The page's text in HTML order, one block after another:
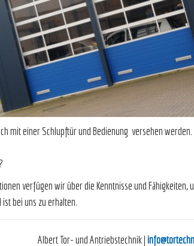
mit einer Schlupftür und Bedienung versehen
kreative
verfügen wir über die Kenntnisse und
bei uns zu erhalten.
Albert Tor- und Antriebstechnik|